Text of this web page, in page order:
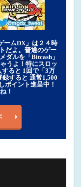
ームDX」は２４時
だよ。普通のゲー
ダルを「Bitcash」
うよ！特にスロッ
すると 1回で「3万
すると 通常1,500
ポイント進呈中！
！